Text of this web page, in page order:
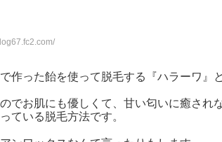
作った飴を使って脱毛する『ハラーワ』
でお肌にも優しくて、甘い匂いに癒され
ている脱毛方法です。